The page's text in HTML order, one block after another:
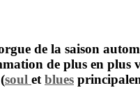
de la saison
de plus en plus
soul etblues